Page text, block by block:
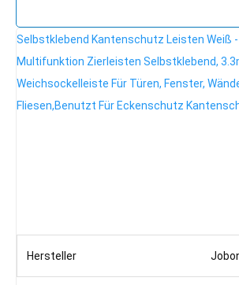
Selbstklebend Kantenschutz Leisten Weiß -
Multifunktion Zierleisten Selbstklebend,
Weichsockelleiste Für Türen, Fenster,
Fliesen,Benutzt Für Eckenschutz
Hersteller